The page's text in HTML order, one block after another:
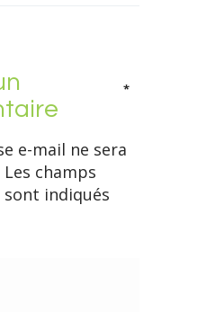
e-mail ne sera
Les champs
indiqués
*